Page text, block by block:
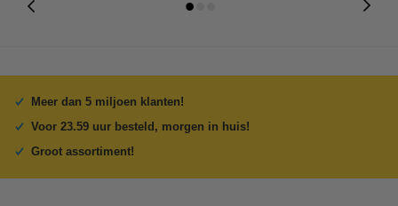
Meer dan 5 miljoen klanten!
Voor 23.59 uur besteld, morgen in huis!
Groot assortiment!